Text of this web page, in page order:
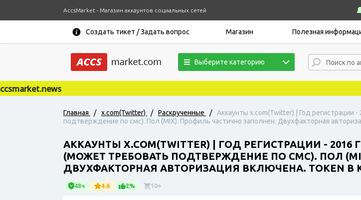
AccsMarket - Магазин аккаунтов социальных сетей
Создать тикет / Задать вопрос Магазин Полезная
Выберите категорию
Главная / x.com(Twitter) / Раскрученные /
Аккаунты x.com(Twitter) | Год регистрации
подтверждение по смс). Пол (MIX). Профиль частично заполнен. Двухфакторная
АККАУНТЫ X.COM(TWITTER) | ГОД РЕГИСТРАЦИИ -
(МОЖЕТ ТРЕБОВАТЬ ПОДТВЕРЖДЕНИЕ ПО СМС). ПОЛ
ДВУХФАКТОРНАЯ АВТОРИЗАЦИЯ ВКЛЮЧЕНА. TOKEN В
48ч 4.6 2% 10+